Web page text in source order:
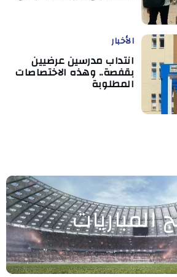
الأخبار
انتداب مدرسين عرضيين
بقفصة.. وهذه الاختصاصات
المطلوبة
المباريات